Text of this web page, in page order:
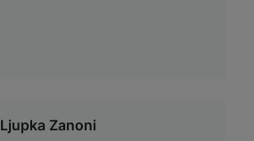
Ljupka Zanoni